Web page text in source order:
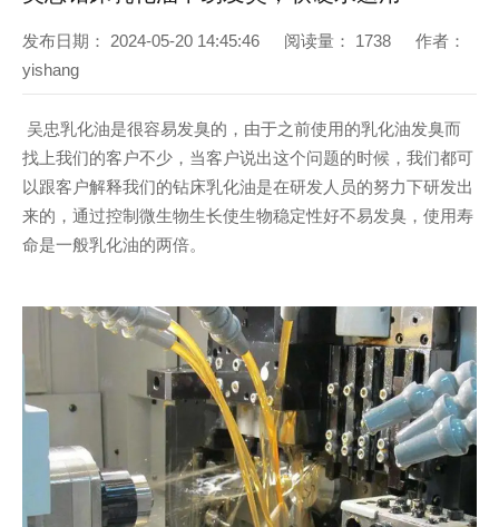
发布日期： 2024-05-20 14:45:46 阅读量： 1738
作者：
yishang
吴忠乳化油是很容易发臭的，由于之前使用的乳化油发臭而
找上我们的客户不少，当客户说出这个问题的时候，我们都可
以跟客户解释我们的钻床乳化油是在研发人员的努力下研发出
来的，通过控制微生物生长使生物稳定性好不易发臭，使用寿
命是一般乳化油的两倍。